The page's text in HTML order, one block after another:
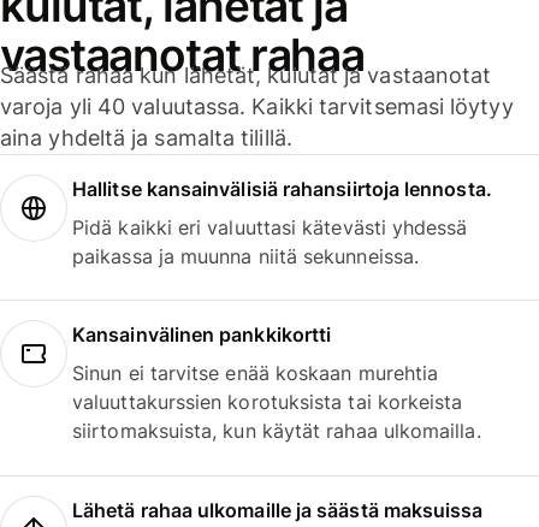
vastaanotat rahaa
Säästä rahaa kun lähetät, kulutat ja vastaanotat
varoja yli 40 valuutassa. Kaikki tarvitsemasi löytyy
aina yhdeltä ja samalta tilillä.
Hallitse kansainvälisiä rahansiirtoja lennosta.
Pidä kaikki eri valuuttasi kätevästi yhdessä
paikassa ja muunna niitä sekunneissa.
Kansainvälinen pankkikortti
Sinun ei tarvitse enää koskaan murehtia
valuuttakurssien korotuksista tai korkeista
siirtomaksuista, kun käytät rahaa ulkomailla.
Lähetä rahaa ulkomaille ja säästä maksuissa